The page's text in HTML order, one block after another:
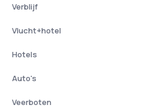
Verblijf
Vlucht+hotel
Hotels
Auto's
Veerboten